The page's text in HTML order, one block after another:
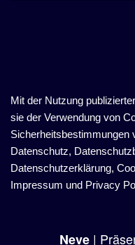
Mit der Nutzung
sie der Verwendung von
Sicherheitsbestimmungen
Datenschutz,
Datenschutzerklärung,
Impressum und Privacy
Neve|